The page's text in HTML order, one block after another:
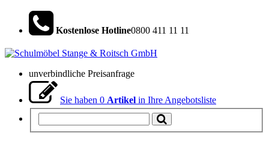
Kostenlose Hotline0800 411 11 11
unverbindliche Preisanfrage
Sie haben 0 Artikel in Ihre Angebotsliste